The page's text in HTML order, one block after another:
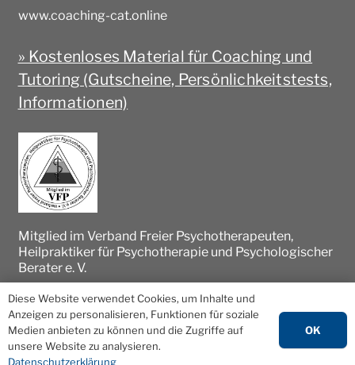
www.coaching-cat.online
» Kostenloses Material für Coaching und
Tutoring (Gutscheine, Persönlichkeitstests,
Informationen)
Mitglied im Verband Freier Psychotherapeuten,
Heilpraktiker für Psychotherapie und Psychologischer
Berater e. V.
Impressum|Datenschutz
Diese Website verwendet Cookies, um Inhalte und
Anzeigen zu personalisieren, Funktionen für soziale
Medien anbieten zu können und die Zugriffe auf
unsere Website zu analysieren.
Datenschutzerklärung
OK